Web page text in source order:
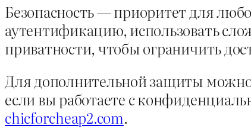
Безопасность — приоритет для
аутентификацию, использовать
приватности, чтобы ограничить
Для дополнительной защиты можно
если вы работаете с
chicforcheap2.com.